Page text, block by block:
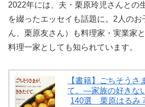
2022年には、夫・栗原玲児さんとの
を綴ったエッセイも話題に。2人のお
ん、栗原友さん）も料理家・実業家
料理一家としても知られています。
【書籍】ごちそうさ
て。—家族の好きな
140選 栗原はるみ